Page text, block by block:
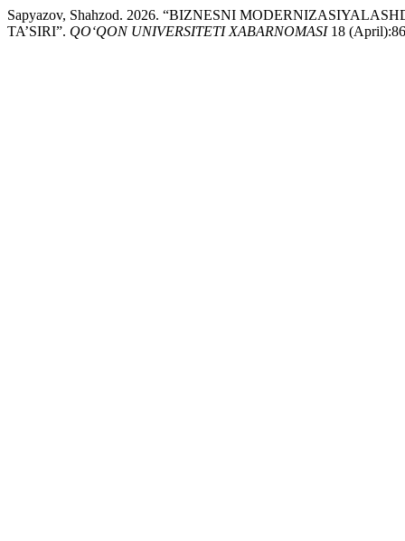
Sapyazov, Shahzod. 2026. “BIZNESNI
TA’SIRI”. QO‘QON UNIVERSITETI XABARNOMASI18